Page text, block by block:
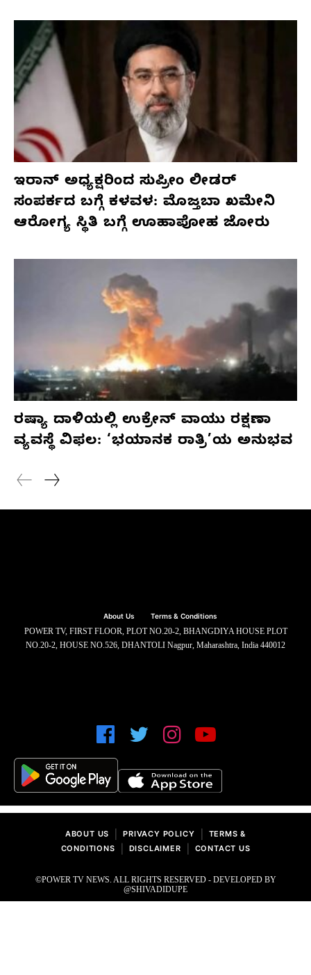
ಇರಾನ್ ಅಧ್ಯಕ್ಷರಿಂದ ಸುಪ್ರೀಂ ಲೀಡರ್
ಸಂಪರ್ಕದ ಬಗ್ಗೆ ಕಳವಳ: ಮೊಜ್ತಬಾ ಖಮೇನಿ
ಆರೋಗ್ಯ ಸ್ಥಿತಿ ಬಗ್ಗೆ ಊಹಾಪೋಹ ಜೋರು
ರಷ್ಯಾ ದಾಳಿಯಲ್ಲಿ ಉಕ್ರೇನ್ ವಾಯು ರಕ್ಷಣಾ
ವ್ಯವಸ್ಥೆ ವಿಫಲ: ‘ಭಯಾನಕ ರಾತ್ರಿ’ಯ ಅನುಭವ
About Us Terms & Conditions
POWER TV, FIRST FLOOR, PLOT NO.20-2, BHANGDIYA HOUSE PLOT
NO.20-2, HOUSE NO.526, DHANTOLI Nagpur, Maharashtra, India 440012
ABOUT US PRIVACY POLICY
TERMS &
CONDITIONS
DISCLAIMER CONTACT US
©POWER TV NEWS. ALL RIGHTS RESERVED - DEVELOPED BY
@SHIVADIDUPE